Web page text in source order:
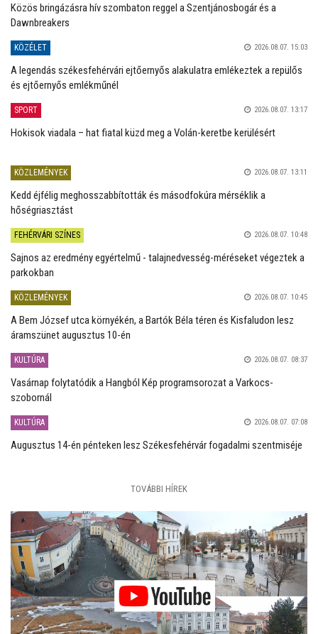
Közös bringázásra hív szombaton reggel a Szentjánosbogár és a
Dawnbreakers
KÖZÉLET 2026.08.07. 15:03
A legendás székesfehérvári ejtőernyős alakulatra emlékeztek a repülős
és ejtőernyős emlékműnél
SPORT 2026.08.07. 13:17
Hokisok viadala – hat fiatal küzd meg a Volán-keretbe kerülésért
KÖZLEMÉNYEK 2026.08.07. 13:11
Kedd éjfélig meghosszabbították és másodfokúra mérséklik a
hőségriasztást
FEHÉRVÁRI SZÍNES 2026.08.07. 10:48
Sajnos az eredmény egyértelmű - talajnedvesség-méréseket végeztek a
parkokban
KÖZLEMÉNYEK 2026.08.07. 10:45
A Bem József utca környékén, a Bartók Béla téren és Kisfaludon lesz
áramszünet augusztus 10-én
KULTÚRA 2026.08.07. 08:37
Vasárnap folytatódik a Hangból Kép programsorozat a Varkocs-
szobornál
KULTÚRA 2026.08.07. 07:08
Augusztus 14-én pénteken lesz Székesfehérvár fogadalmi szentmiséje
TOVÁBBI HÍREK